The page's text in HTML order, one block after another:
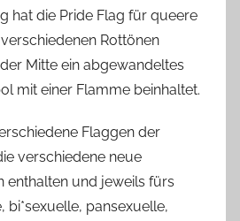
hat die Pride Flag für queere
Rottönen
Mitte ein abgewandeltes
mit einer Flamme beinhaltet.
Flaggen der
verschiedene neue
enthalten und jeweils fürs
bi*sexuelle, pansexuelle,